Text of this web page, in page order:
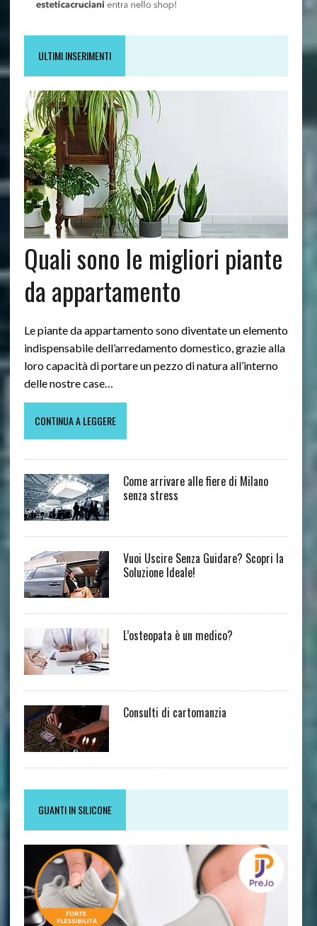
ULTIMI INSERIMENTI
Quali sono le migliori piante
da appartamento
Le piante da appartamento sono diventate un elemento
indispensabile dell’arredamento domestico, grazie alla
loro capacità di portare un pezzo di natura all’interno
delle nostre case…
CONTINUA A LEGGERE
Come arrivare alle fiere di Milano
senza stress
Vuoi Uscire Senza Guidare? Scopri la
Soluzione Ideale!
L’osteopata è un medico?
Consulti di cartomanzia
GUANTI IN SILICONE